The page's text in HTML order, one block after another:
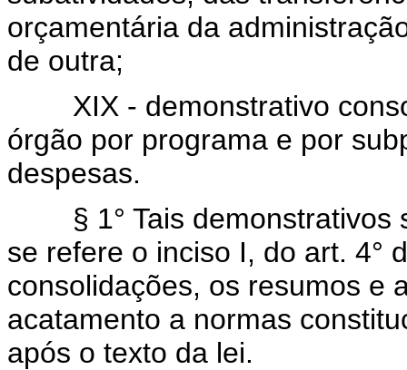
orçamentária da
de outra;
XIX - demonstrativo
órgão por programa e por
despesas.
§ 1° Tais demonstrativos
se refere o inciso I, do art. 4°
consolidações, os resumos e
acatamento a normas
após o texto da lei.